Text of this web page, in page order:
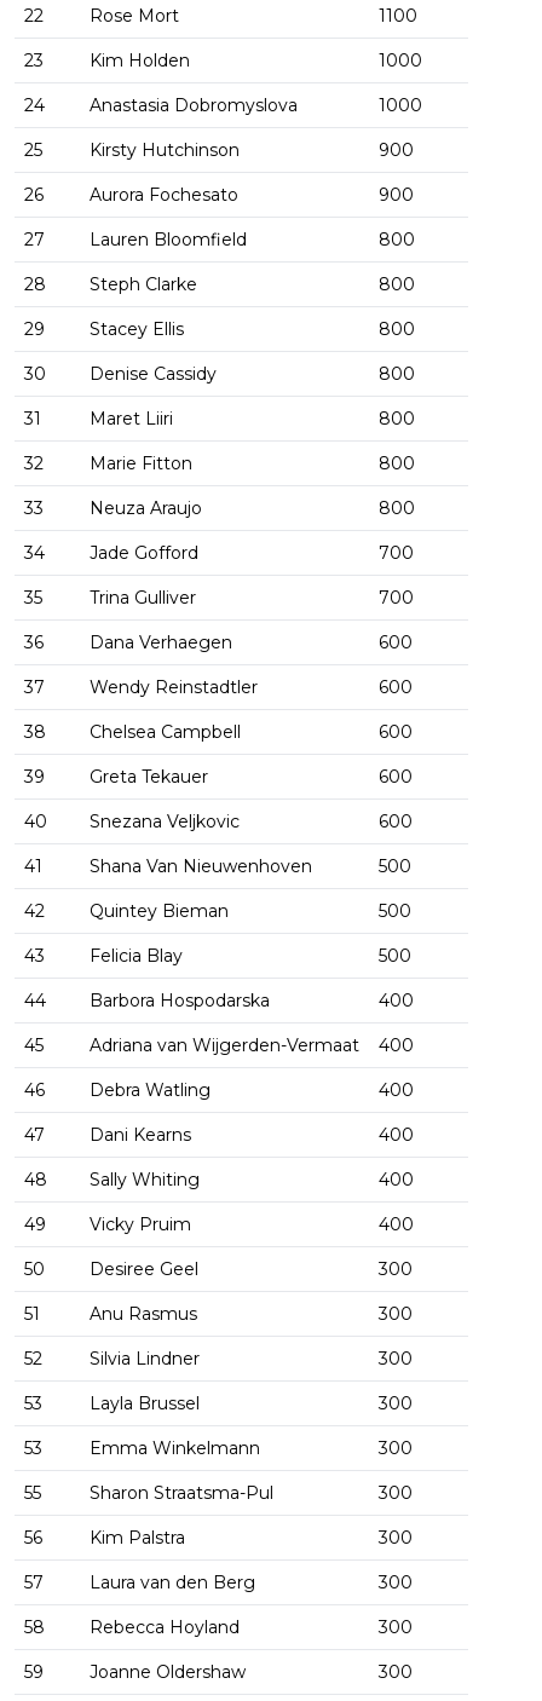
22 Rose Mort 1100
23 Kim Holden 1000
24 Anastasia Dobromyslova 1000
25 Kirsty Hutchinson 900
26 Aurora Fochesato 900
27 Lauren Bloomfield 800
28 Steph Clarke 800
29 Stacey Ellis 800
30 Denise Cassidy 800
31 Maret Liiri 800
32 Marie Fitton 800
33 Neuza Araujo 800
34 Jade Gofford 700
35 Trina Gulliver 700
36 Dana Verhaegen 600
37 Wendy Reinstadtler 600
38 Chelsea Campbell 600
39 Greta Tekauer 600
40 Snezana Veljkovic 600
41 Shana Van Nieuwenhoven 500
42 Quintey Bieman 500
43 Felicia Blay 500
44 Barbora Hospodarska 400
45 Adriana van Wijgerden-Vermaat 400
46 Debra Watling 400
47 Dani Kearns 400
48 Sally Whiting 400
49 Vicky Pruim 400
50 Desiree Geel 300
51 Anu Rasmus 300
52 Silvia Lindner 300
53 Layla Brussel 300
53 Emma Winkelmann 300
55 Sharon Straatsma-Pul 300
56 Kim Palstra 300
57 Laura van den Berg 300
58 Rebecca Hoyland 300
59 Joanne Oldershaw 300